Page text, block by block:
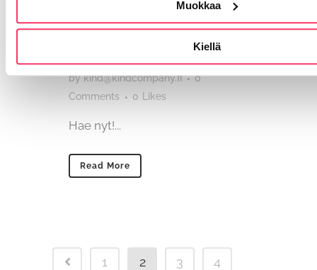
Muokkaa
Kiellä
Työterveyslääkäri,
bykind@kindcompany.fi
0
Comments
0 Likes
Hae nyt!...
Read More
1 2 3 4